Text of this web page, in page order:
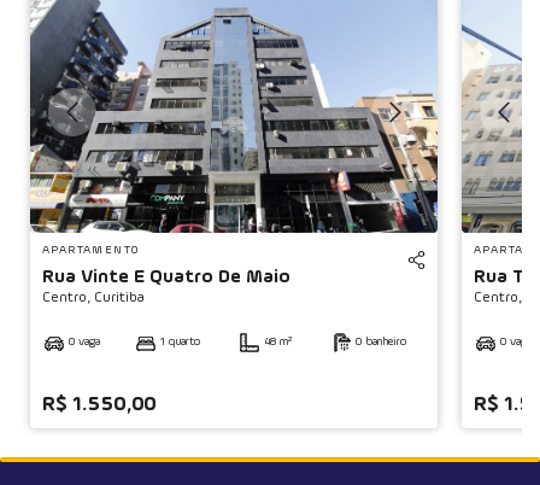
APARTAMENTO
Rua Vinte E Quatro De Maio
Centro, Curitiba
0 vaga 1 quarto 48 m² 0 banheiro
R$ 1.550,00
Rua
Centro,
0 vaga
R$